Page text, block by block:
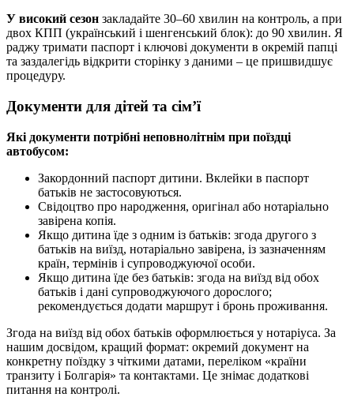
У високий сезон закладайте 30–60 хвилин на контроль, а при
двох КПП (український і шенгенський блок): до 90 хвилин. Я
раджу тримати паспорт і ключові документи в окремій папці
та заздалегідь відкрити сторінку з даними – це пришвидшує
процедуру.
Документи для дітей та сім’ї
Які документи потрібні неповнолітнім при поїздці
автобусом:
Закордонний паспорт дитини. Вклейки в паспорт
батьків не застосовуються.
Свідоцтво про народження, оригінал або нотаріально
завірена копія.
Якщо дитина їде з одним із батьків: згода другого з
батьків на виїзд, нотаріально завірена, із зазначенням
країн, термінів і супроводжуючої особи.
Якщо дитина їде без батьків: згода на виїзд від обох
батьків і дані супроводжуючого дорослого;
рекомендується додати маршрут і бронь проживання.
Згода на виїзд від обох батьків оформлюється у нотаріуса. За
нашим досвідом, кращий формат: окремий документ на
конкретну поїздку з чіткими датами, переліком «країни
транзиту і Болгарія» та контактами. Це знімає додаткові
питання на контролі.